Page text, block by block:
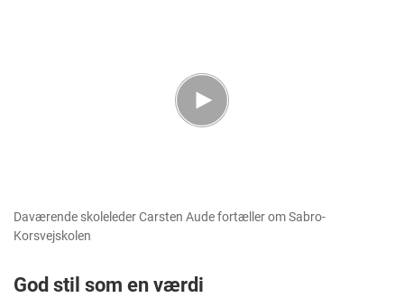
Daværende skoleleder Carsten Aude fortæller om Sabro-
Korsvejskolen
God stil som en værdi